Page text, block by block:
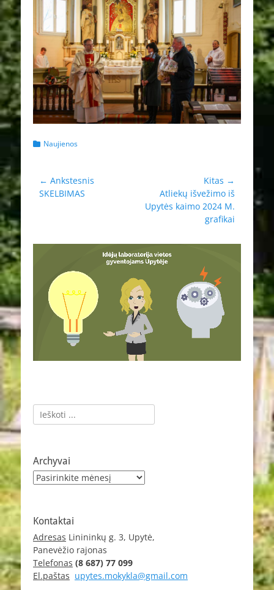
Kategorijos
Naujienos
Navigacija
tarp
← Ankstesnis
Ankstesnis
SKELBIMAS
Kitas →
įrašas:
Atliekų išvežimo iš
Upytės kaimo 2024 M.
grafikai
Ieškoti:
Archyvai
Archyvai
Kontaktai
Adresas Linininkų g. 3, Upytė,
Panevėžio rajonas
Telefonas (8 687) 77 099
El.paštas upytes.mokykla@gmail.com